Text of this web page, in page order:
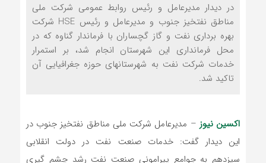
در دیدار مدیرعامل و رئیس روابط عمومی شرکت ملی
مناطق نفتخیز جنوب و مدیرعامل و رئیس HSE شرکت
بهره برداری نفت و گاز گچساران با فرماندار گناوه که در
محل فرمانداری این شهرستان انجام شد، بر استمرار
خدمات شرکت نفت به شهرستانهای حوزه جغرافیایی آن
تاکید شد.
اکسین نیوز – مدیرعامل شرکت ملی مناطق نفتخیز جنوب در
این دیدار گفت: خدمات صنعت نفت در دولت انقلابی
سیزدهم به جوامع پیرامونی صنعت نفت رشد چشم گیری